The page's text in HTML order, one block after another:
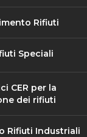
Rifiuti
Speciali
CER per la
dei rifiuti
Rifiuti Industriali